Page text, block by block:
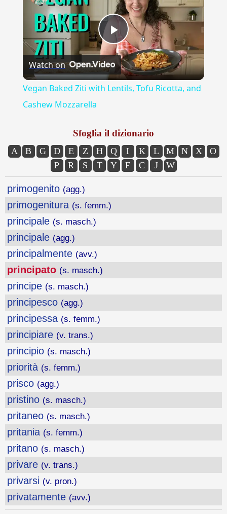
Play
Video
Watch on
Vegan Baked Ziti with Lentils, Tofu Ricotta, and
Cashew Mozzarella
Sfoglia il dizionario
A B G D E Z H Q I K L M N X
O
P
R S T Y F C J W
primogenito (agg.)
primogenitura (s. femm.)
principale (s. masch.)
principale (agg.)
principalmente (avv.)
principato (s. masch.)
principe (s. masch.)
principesco (agg.)
principessa (s. femm.)
principiare (v. trans.)
principio (s. masch.)
priorità (s. femm.)
prisco (agg.)
pristino (s. masch.)
pritaneo (s. masch.)
pritania (s. femm.)
pritano (s. masch.)
privare (v. trans.)
privarsi (v. pron.)
privatamente (avv.)